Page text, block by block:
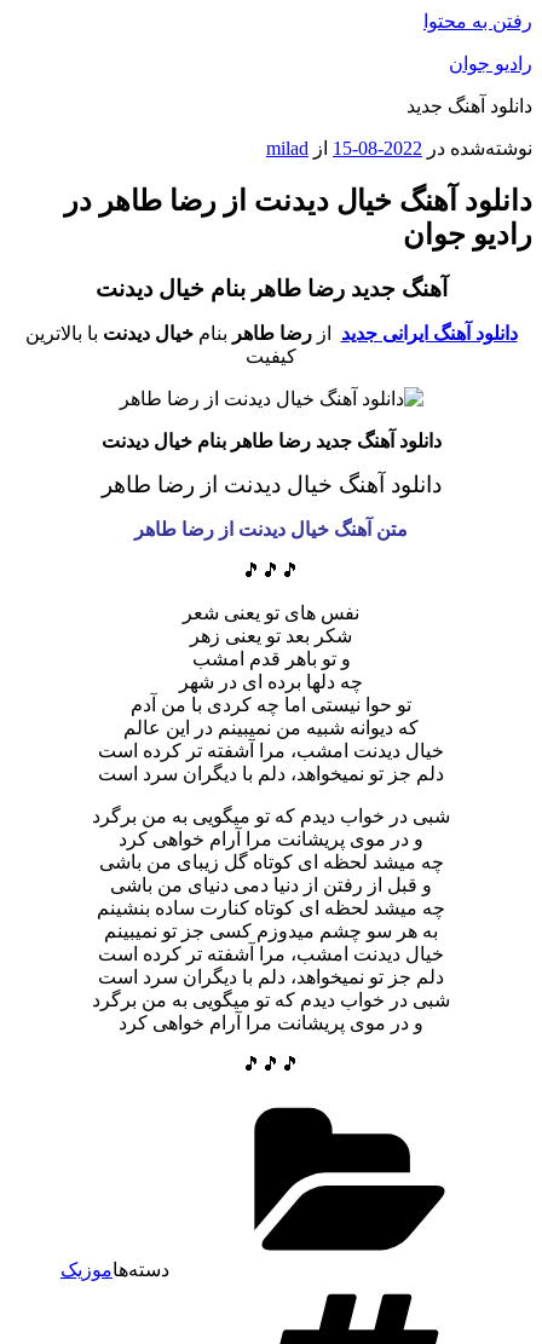
رفتن به محتوا
رادیو جوان
دانلود آهنگ جدید
نوشته‌شده در 2022-08-15 از milad
دانلود آهنگ خیال دیدنت از رضا طاهر در
رادیو جوان
آهنگ جدید رضا طاهر بنام خیال دیدنت
دانلود آهنگ ایرانی جدید ازرضا طاهر بنامخیال دیدنت با بالاترین
کیفیت
دانلود آهنگ جدید رضا طاهر بنام خیال دیدنت
دانلود آهنگ خیال دیدنت از رضا طاهر
متن آهنگ خیال دیدنت از رضا طاهر
🎵🎵🎵
نفس های تو یعنی شعر
شکر بعد تو یعنی زهر
و تو باهر قدم امشب
چه دلها برده ای در شهر
تو حوا نیستی اما چه کردی با من آدم
که دیوانه شبیه من نمیبینم در این عالم
خیال دیدنت امشب، مرا آشفته تر کرده است
دلم جز تو نمیخواهد، دلم با دیگران سرد است
شبی در خواب دیدم که تو میگویی به من برگرد
و در موی پریشانت مرا آرام خواهی کرد
چه میشد لحظه ای کوتاه گل زیبای من باشی
و قبل از رفتن از دنیا دمی دنیای من باشی
چه میشد لحظه ای کوتاه کنارت ساده بنشینم
به هر سو چشم میدوزم کسی جز تو نمیبینم
خیال دیدنت امشب، مرا آشفته تر کرده است
دلم جز تو نمیخواهد، دلم با دیگران سرد است
شبی در خواب دیدم که تو میگویی به من برگرد
و در موی پریشانت مرا آرام خواهی کرد
🎵🎵🎵
دسته‌هاموزیک